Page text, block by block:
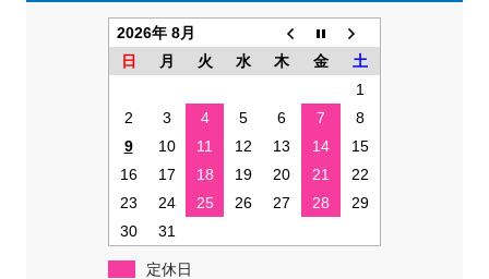
2026年 8月
日
月 火 水 木 金
土
1
2
3 4 5 6 7
8
9
10 11 12 13 14
15
16
17 18 19 20 21
22
23
24 25 26 27 28
29
30
31
定休日